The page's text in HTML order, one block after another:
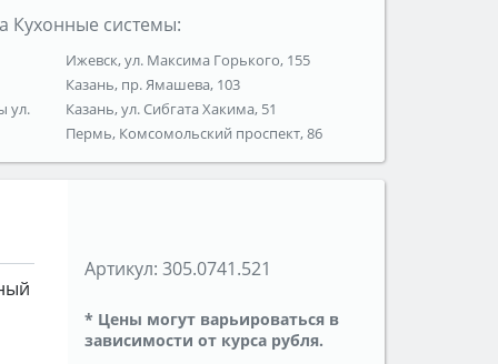
Кухонные системы:
ул.
Ижевск, ул. Максима Горького, 155
Казань, пр. Ямашева, 103
Казань, ул. Сибгата Хакима, 51
Пермь, Комсомольский проспект, 86
Артикул: 305.0741.521
* Цены могут варьироваться в
зависимости от курса рубля.